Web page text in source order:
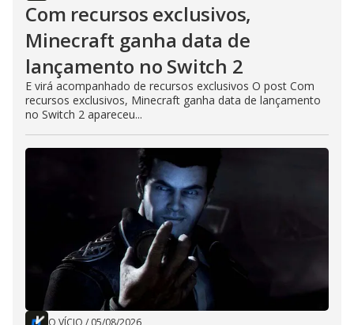
Com recursos exclusivos,
Minecraft ganha data de
lançamento no Switch 2
E virá acompanhado de recursos exclusivos O post Com
recursos exclusivos, Minecraft ganha data de lançamento
no Switch 2 apareceu...